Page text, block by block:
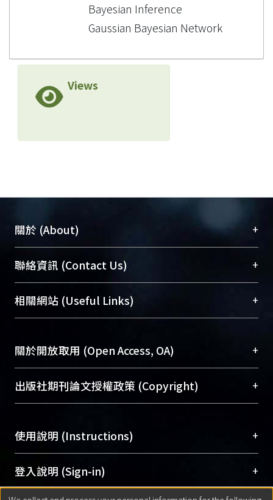
Bayesian Inference
Gaussian Bayesian Network
Views
關於 (About) +
臺大位居世界頂尖大學之列，為永久珍藏及向國際
展現本校豐碩的研究成果及學術能量，圖書館整合
機構典藏（NTUR）與學術庫（AH）不同功能平
台，成為臺大學術典藏NTU scholars。期能整合研
成果。
To permanently archive and promote researcher
profiles and scholarly works, Library integrates the
services of “NTU Repository” with “Academic
聯絡資訊 (Contact Us) +
總館學科館員(Main Library)
醫學圖書館學科館員(Medical Library)
Sciences Library)
相關網站 (Useful Links) +
關於開放取用 (Open Access, OA) +
開放取用是從使用者角度提升資訊取用性的社會運
動，應用在學術研究上是透過將研究著作公開供使
用逐年攀升。同時可加速研究發展、提升研究影響
Archive）平台。 （點選深入了解OA）
出版社期刊論文授權政策 (Copyright) +
含部分內容的版權非匯入者所有，或由第三方贊
助與合作完成，請確認該版權所有者及第三方同
意提供此授權。
Please represent that the submission is your
使用說明 (Instructions) +
網站簡介(Quickstart Guide)
使用手冊(Instruction Manual)
登入說明 (Sign-in) +